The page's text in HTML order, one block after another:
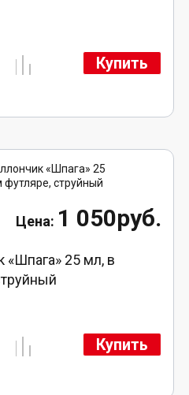
Купить
1 050руб.
«Шпага» 25 мл, в
Купить